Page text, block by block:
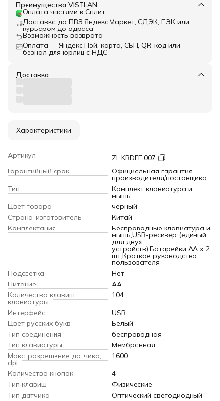
Преимущества VISTLAN
Оплата частями в Сплит
Доставка до ПВЗ Яндекс.Маркет, СДЭК, ПЭК или
курьером до адреса
Возможность возврата
Оплата — Яндекс Пэй, карта, СБП, QR-код или
безнал для юрлиц с НДС
Доставка
Характеристики
Артикул
ZL.KBDEE.007
Гарантийный срок
Официальная гарантия
производителя/поставщика
Тип
Комплект клавиатура и
мышь
Цвет товара
черный
Страна-изготовитель
Китай
Комплектация
Беспроводные клавиатура и
мышь;USB-ресивер (единый
для двух
устройств);Батарейки АА х 2
шт;Краткое руководство
пользователя
Подсветка
Нет
Питание
АА
Количество клавиш
клавиатуры
104
Интерфейс
USB
Цвет русских букв
Белый
Тип соединения
беспроводная
Тип клавиатуры
Мембранная
Макс. разрешение датчика,
dpi
1600
Количество кнопок
4
Тип клавиш
Физические
Тип датчика
Оптический светодиодный